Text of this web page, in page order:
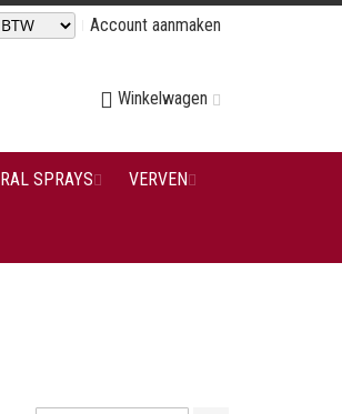
Account aanmaken
Winkelwagen
RAL SPRAYS VERVEN